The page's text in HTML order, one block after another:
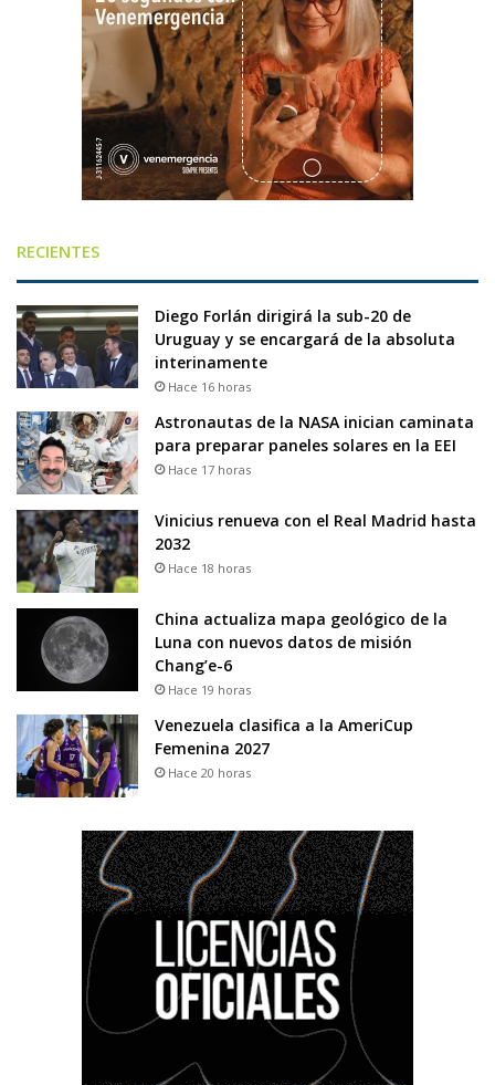
RECIENTES
Diego Forlán dirigirá la sub-20 de
Uruguay y se encargará de la absoluta
interinamente
Hace 16 horas
Astronautas de la NASA inician caminata
para preparar paneles solares en la EEI
Hace 17 horas
Vinicius renueva con el Real Madrid hasta
2032
Hace 18 horas
China actualiza mapa geológico de la
Luna con nuevos datos de misión
Chang’e-6
Hace 19 horas
Venezuela clasifica a la AmeriCup
Femenina 2027
Hace 20 horas